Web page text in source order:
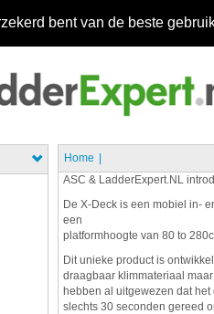
bent van de beste
Home
ASC & LadderExpert.NL
De X-Deck is een mobiel in-
een
platformhoogte van 80 to
Dit unieke product is
draagbaar klimmateriaal
hebben al uitgewezen dat
slechts 30 seconden gereed